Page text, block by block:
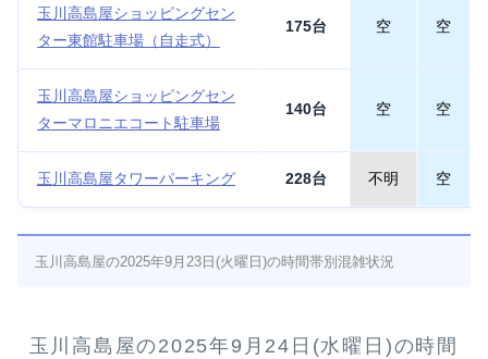
玉川高島屋ショッピングセン
ター東館駐車場（自走式）
175台 空 空
玉川高島屋ショッピングセン
ターマロニエコート駐車場
140台 空 空
玉川高島屋タワーパーキング 228台 不明 空
玉川高島屋の2025年9月23日(火曜日)の時間帯別混雑状況
玉川高島屋の2025年9月24日(水曜日)の時間